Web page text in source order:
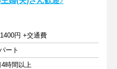
円 +交通費
ート
時間以上